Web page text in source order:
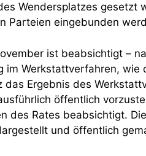
Wendersplatzes gesetzt
Parteien eingebunden
ist beabsichtigt –
im Werkstattverfahren, wie
das Ergebnis des
öffentlich
des Rates beabsichtigt.
und öffentlich